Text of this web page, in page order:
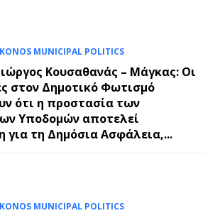
MUNICIPAL POLITICS
Κουσαθανάς – Μάγκας: Οι
στον Δημοτικό Φωτισμό
ότι η προστασία των
Υποδομών αποτελεί
για τη Δημόσια Ασφάλεια,...
MUNICIPAL POLITICS